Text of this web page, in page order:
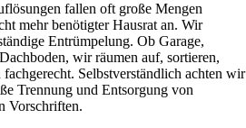
fallen oft große Mengen
mehr benötigter Hausrat an. Wir
Entrümpelung. Ob Garage,
wir räumen auf, sortieren,
Selbstverständlich achten wir
Trennung und Entsorgung von
Vorschriften.